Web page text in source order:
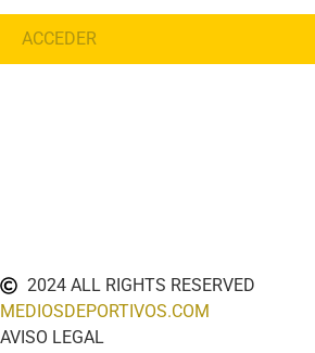
ACCEDER
2024 ALL RIGHTS RESERVED
MEDIOSDEPORTIVOS.COM
AVISO LEGAL